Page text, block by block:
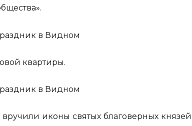
квартиры.
иконы святых благоверных князей